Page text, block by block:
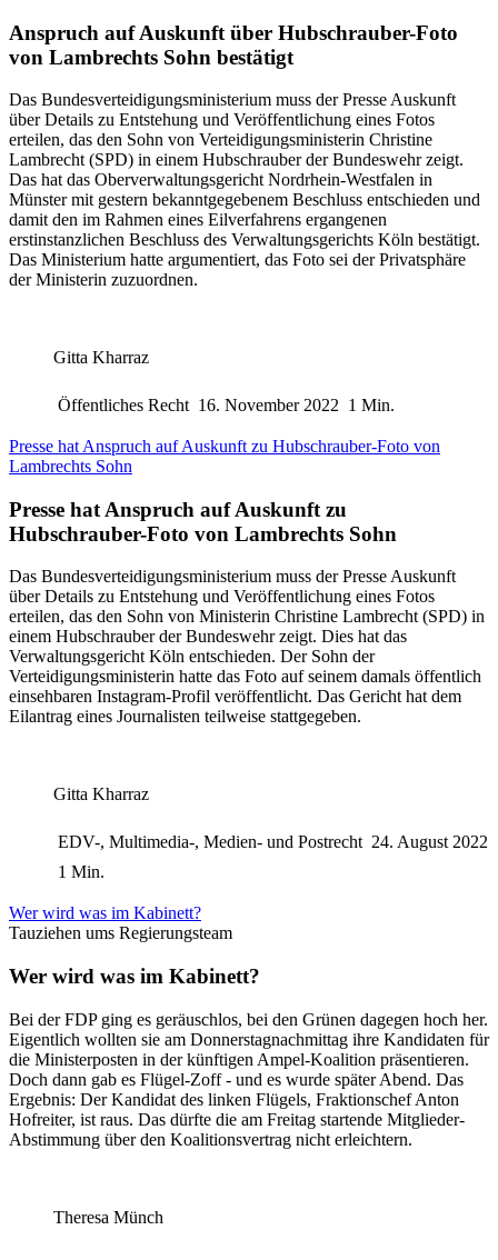
Anspruch auf Auskunft über Hubschrauber-Foto
von Lambrechts Sohn bestätigt
Das Bundesverteidigungsministerium muss der Presse Auskunft
über Details zu Entstehung und Veröffentlichung eines Fotos
erteilen, das den Sohn von Verteidigungsministerin Christine
Lambrecht (SPD) in einem Hubschrauber der Bundeswehr zeigt.
Das hat das Oberverwaltungsgericht Nordrhein-Westfalen in
Münster mit gestern bekanntgegebenem Beschluss entschieden und
damit den im Rahmen eines Eilverfahrens ergangenen
erstinstanzlichen Beschluss des Verwaltungsgerichts Köln bestätigt.
Das Ministerium hatte argumentiert, das Foto sei der Privatsphäre
der Ministerin zuzuordnen.
Gitta Kharraz
Öffentliches Recht 16. November 2022 1 Min.
Presse hat Anspruch auf Auskunft zu Hubschrauber-Foto von
Lambrechts Sohn
Presse hat Anspruch auf Auskunft zu
Hubschrauber-Foto von Lambrechts Sohn
Das Bundesverteidigungsministerium muss der Presse Auskunft
über Details zu Entstehung und Veröffentlichung eines Fotos
erteilen, das den Sohn von Ministerin Christine Lambrecht (SPD) in
einem Hubschrauber der Bundeswehr zeigt. Dies hat das
Verwaltungsgericht Köln entschieden. Der Sohn der
Verteidigungsministerin hatte das Foto auf seinem damals öffentlich
einsehbaren Instagram-Profil veröffentlicht. Das Gericht hat dem
Eilantrag eines Journalisten teilweise stattgegeben.
Gitta Kharraz
EDV-, Multimedia-, Medien- und Postrecht 24. August 2022
1 Min.
Wer wird was im Kabinett?
Tauziehen ums Regierungsteam
Wer wird was im Kabinett?
Bei der FDP ging es geräuschlos, bei den Grünen dagegen hoch her.
Eigentlich wollten sie am Donnerstagnachmittag ihre Kandidaten für
die Ministerposten in der künftigen Ampel-Koalition präsentieren.
Doch dann gab es Flügel-Zoff - und es wurde später Abend. Das
Ergebnis: Der Kandidat des linken Flügels, Fraktionschef Anton
Hofreiter, ist raus. Das dürfte die am Freitag startende Mitglieder-
Abstimmung über den Koalitionsvertrag nicht erleichtern.
Theresa Münch